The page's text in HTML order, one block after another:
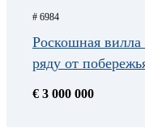
# 6984
Роскошная
ряду от
€ 3 000 000